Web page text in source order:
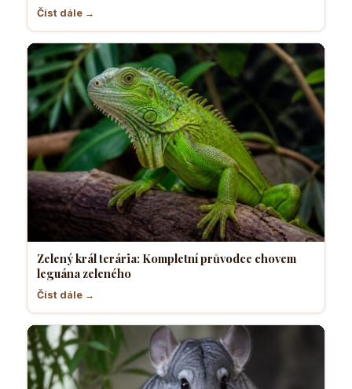
Číst dále →
Zelený král terária: Kompletní průvodce chovem
leguána zeleného
Číst dále →